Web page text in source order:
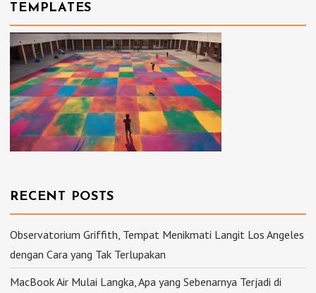
TEMPLATES
RECENT POSTS
Observatorium Griffith, Tempat Menikmati Langit Los Angeles
dengan Cara yang Tak Terlupakan
MacBook Air Mulai Langka, Apa yang Sebenarnya Terjadi di